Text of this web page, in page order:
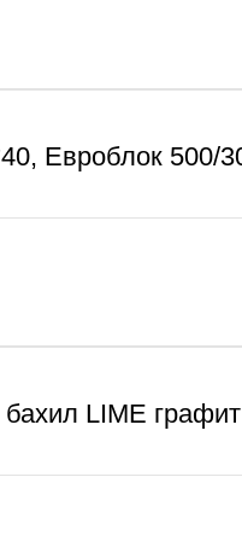
Евроблок 500/
LIME графит